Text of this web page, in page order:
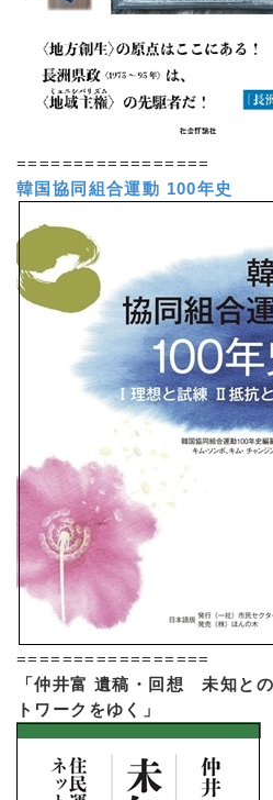
=================
韓国協同組合運動 100年史
=================
「仲井富 遺稿・回想 未知と
トワークをゆく」